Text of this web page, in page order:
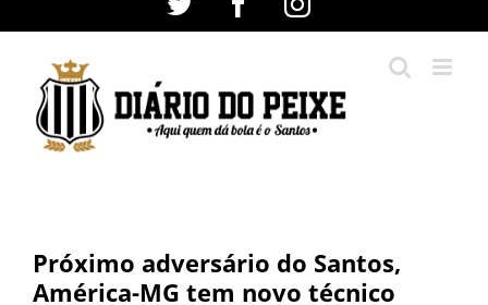
conteúdo
Próximo adversário do Santos,
América-MG tem novo técnico